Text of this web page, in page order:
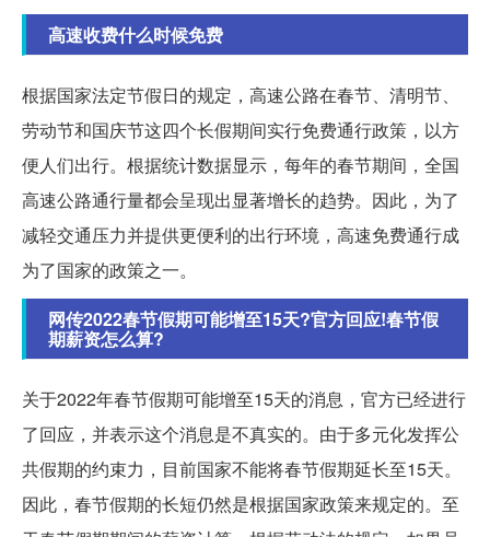
高速收费什么时候免费
根据国家法定节假日的规定，高速公路在春节、清明节、
劳动节和国庆节这四个长假期间实行免费通行政策，以方
便人们出行。根据统计数据显示，每年的春节期间，全国
高速公路通行量都会呈现出显著增长的趋势。因此，为了
减轻交通压力并提供更便利的出行环境，高速免费通行成
为了国家的政策之一。
网传2022春节假期可能增至15天?官方回应!春节假
期薪资怎么算?
关于2022年春节假期可能增至15天的消息，官方已经进行
了回应，并表示这个消息是不真实的。由于多元化发挥公
共假期的约束力，目前国家不能将春节假期延长至15天。
因此，春节假期的长短仍然是根据国家政策来规定的。至